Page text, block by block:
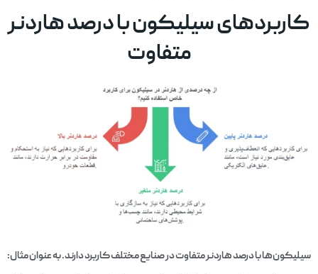
کاربردهای سیلیکون با درصد هاردنر
متفاوت
سیلیکون‌ها با درصد هاردنر متفاوت در صنایع مختلف کاربرد دارند. به عنوان مثال: